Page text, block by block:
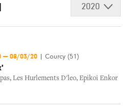
2020
— 08/03/20 Courcy (51)
, Les Hurlements D'leo, Epikoi Enkor